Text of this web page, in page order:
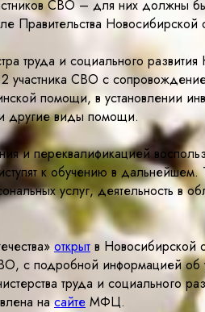
СВО – для них должны
Правительства Новосибирской
труда и социального
участника СВО с
помощи, в установлении
другие виды помощи.
и переквалификацией
к обучению в
услуг, деятельность в
открыт в Новосибирской
с подробной информацией об
труда и социального
насайте МФЦ.